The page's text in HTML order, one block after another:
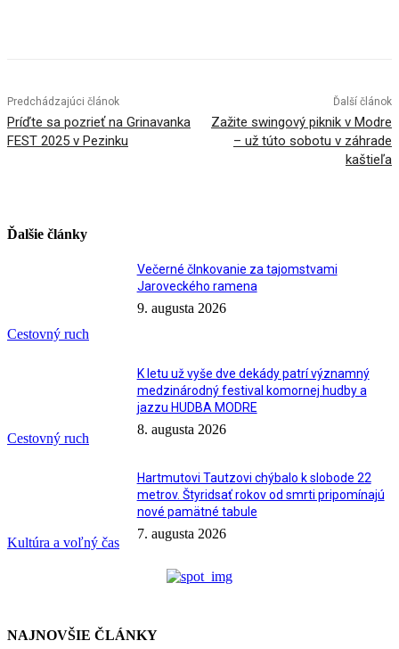
Predchádzajúci článok
Príďte sa pozrieť na Grinavanka
FEST 2025 v Pezinku
Ďalší článok
Zažite swingový piknik v Modre
– už túto sobotu v záhrade
kaštieľa
Ďalšie články
Cestovný ruch
Večerné člnkovanie za tajomstvami
Jaroveckého ramena
9. augusta 2026
Cestovný ruch
K letu už vyše dve dekády patrí významný
medzinárodný festival komornej hudby a
jazzu HUDBA MODRE
8. augusta 2026
Kultúra a voľný čas
Hartmutovi Tautzovi chýbalo k slobode 22
metrov. Štyridsať rokov od smrti pripomínajú
nové pamätné tabule
7. augusta 2026
NAJNOVŠIE ČLÁNKY